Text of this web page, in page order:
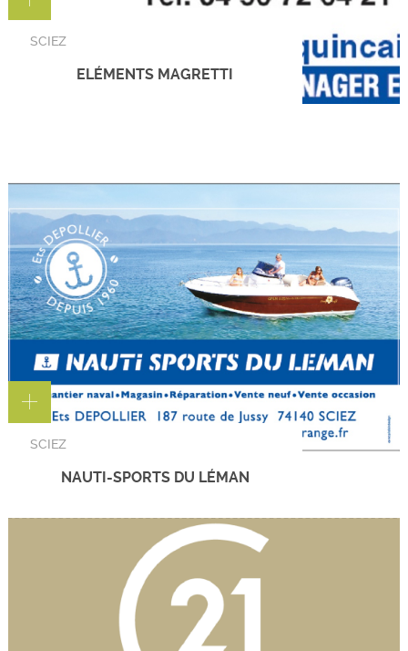
SCIEZ
ELÉMENTS MAGRETTI
SCIEZ
NAUTI-SPORTS DU LÉMAN